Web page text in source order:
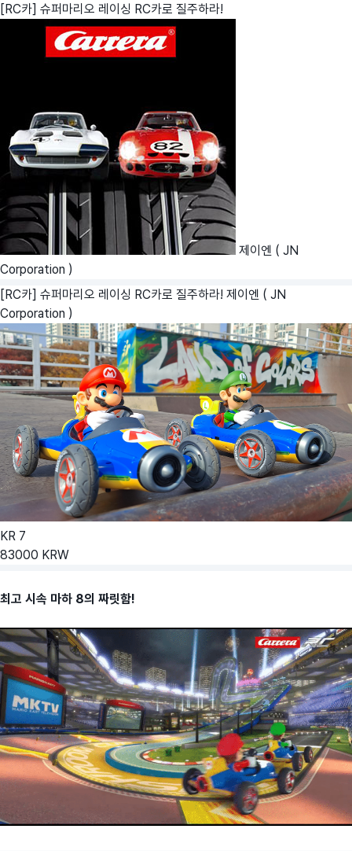
[RC카] 슈퍼마리오 레이싱 RC카로 질주하라!
제이엔 ( JN
Corporation )
[RC카] 슈퍼마리오 레이싱 RC카로 질주하라! 제이엔 ( JN
Corporation )
KR 7
83000 KRW
최고 시속 마하 8의 짜릿함!